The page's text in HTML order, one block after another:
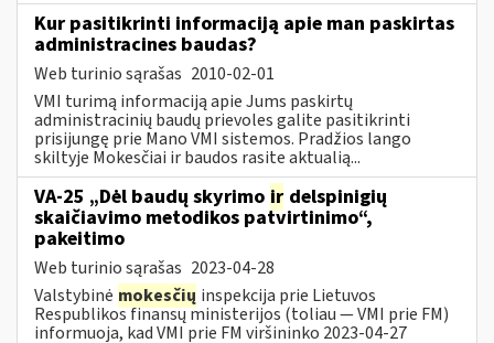
Kur pasitikrinti informaciją apie man paskirtas
administracines baudas?
Web turinio sąrašas 2010-02-01
VMI turimą informaciją apie Jums paskirtų
administracinių baudų prievoles galite pasitikrinti
prisijungę prie Mano VMI sistemos. Pradžios lango
skiltyje Mokesčiai ir baudos rasite aktualią...
VA-25 „Dėl baudų skyrimo ir delspinigių
skaičiavimo metodikos patvirtinimo“,
pakeitimo
Web turinio sąrašas 2023-04-28
Valstybinė mokesčių inspekcija prie Lietuvos
Respublikos finansų ministerijos (toliau ― VMI prie FM)
informuoja, kad VMI prie FM viršininko 2023-04-27